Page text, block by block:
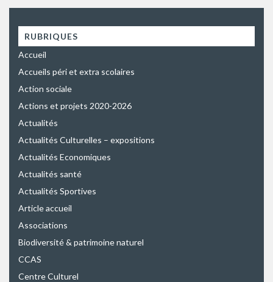
RUBRIQUES
Accueil
Accueils péri et extra scolaires
Action sociale
Actions et projets 2020-2026
Actualités
Actualités Culturelles – expositions
Actualités Economiques
Actualités santé
Actualités Sportives
Article accueil
Associations
Biodiversité & patrimoine naturel
CCAS
Centre Culturel